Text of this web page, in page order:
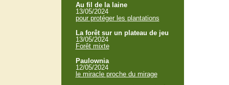
Au fil de la laine
13/05/2024
pour protéger les plantations
La forêt sur un plateau de jeu
13/05/2024
Forêt mixte
Paulownia
12/05/2024
le miracle proche du mirage